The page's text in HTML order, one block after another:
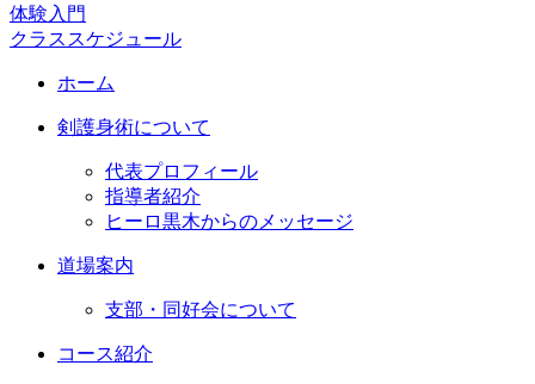
体験入門
クラススケジュール
ホーム
剣護身術について
代表プロフィール
指導者紹介
ヒーロ黒木からのメッセージ
道場案内
支部・同好会について
コース紹介